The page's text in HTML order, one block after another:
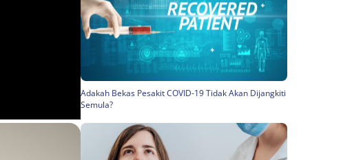
Adakah Bekas Pesakit COVID-19 Tidak Akan Dijangkiti
Semula?